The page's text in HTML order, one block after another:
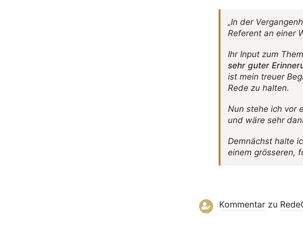
„In der
Refe­rent an einer
Ihr Input zum
sehr guter
ist mein treuer
Rede zu halten.
Nun stehe ich vor
und wäre sehr
Demnächst halte
einem grös­seren,
Kommentarzu